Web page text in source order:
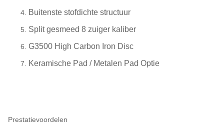
Buitenste stofdichte structuur
Split gesmeed 8 zuiger kaliber
G3500 High Carbon Iron Disc
Keramische Pad / Metalen Pad Optie
Prestatievoordelen